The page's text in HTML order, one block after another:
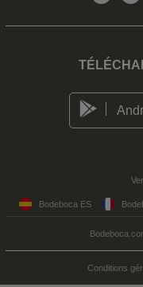
Bodeboca ES
Conditions